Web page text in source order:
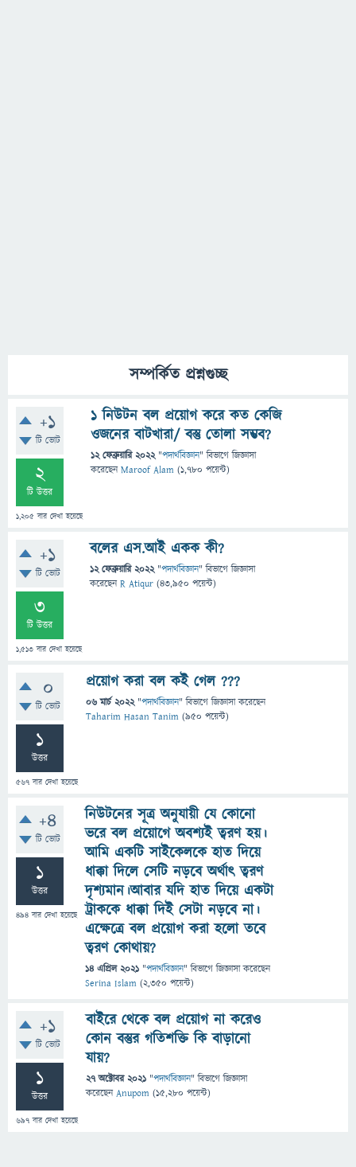
সম্পর্কিত প্রশ্নগুচ্ছ
+1
টি ভোট
2
টি উত্তর
1,205 বার দেখা হয়েছে
1 নিউটন বল প্রয়োগ করে কত কেজি
ওজনের বাটখারা/ বস্তু তোলা সম্ভব?
12 ফেব্রুয়ারি 2022 "পদার্থবিজ্ঞান" বিভাগে জিজ্ঞাসা
করেছেনMaroof Alam (1,780 পয়েন্ট)
+1
টি ভোট
3
টি উত্তর
1,513 বার দেখা হয়েছে
বলের এস.আই একক কী?
12 ফেব্রুয়ারি 2022 "পদার্থবিজ্ঞান" বিভাগে জিজ্ঞাসা
করেছেনR Atiqur (43,950 পয়েন্ট)
0
টি ভোট
1
উত্তর
567 বার দেখা হয়েছে
প্রয়োগ করা বল কই গেল ???
06 মার্চ 2022 "পদার্থবিজ্ঞান" বিভাগে জিজ্ঞাসাকরেছেন
Taharim Hasan Tanim (950 পয়েন্ট)
+4
টি ভোট
1
উত্তর
494 বার দেখা হয়েছে
নিউটনের সূত্র অনুযায়ী যে কোনো
ভরে বল প্রয়োগে অবশ্যই ত্বরণ হয়।
আমি একটি সাইকেলকে হাত দিয়ে
ধাক্কা দিলে সেটি নড়বে অর্থাৎ ত্বরণ
দৃশ্যমান।আবার যদি হাত দিয়ে একটা
ট্রাককে ধাক্কা দিই সেটা নড়বে না।
এক্ষেত্রে বল প্রয়োগ করা হলো তবে
ত্বরণ কোথায়?
14 এপ্রিল 2021 "পদার্থবিজ্ঞান" বিভাগে জিজ্ঞাসাকরেছেন
Serina Islam (2,350 পয়েন্ট)
+1
টি ভোট
1
উত্তর
697 বার দেখা হয়েছে
বাইরে থেকে বল প্রয়োগ না করেও
কোন বস্তুর গতিশক্তি কি বাড়ানো
যায়?
27 অক্টোবর 2021 "পদার্থবিজ্ঞান" বিভাগে জিজ্ঞাসা
করেছেনAnupom (15,280 পয়েন্ট)